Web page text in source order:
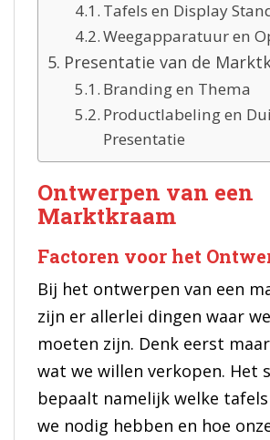
Tafels en Display
Weegapparatuur en
Presentatie van de
Branding en Thema
Productlabeling en
Presentatie
Ontwerpen van een
Marktkraam
Factoren voor het
Bij het ontwerpen van een
zijn er allerlei dingen waar
moeten zijn. Denk eerst
wat we willen verkopen. Het
bepaalt namelijk welke
we nodig hebben en hoe